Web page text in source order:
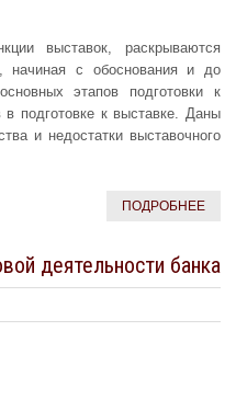
выставок, раскрываются
начиная с обоснования и до
этапов подготовки к
подготовке к выставке. Даны
и недостатки выставочного
ПОДРОБНЕЕ
деятельности банка